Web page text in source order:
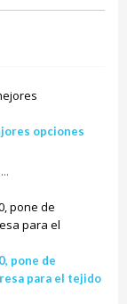
opciones
pone de
para el tejido